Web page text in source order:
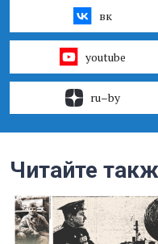
вк
youtube
ru–by
Читайте